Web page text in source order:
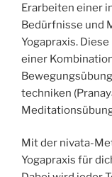
Erarbeiten einer
Bedürfnisse und
Yogapraxis.
einer
techniken
Mit der nivata-
Yogapraxis für